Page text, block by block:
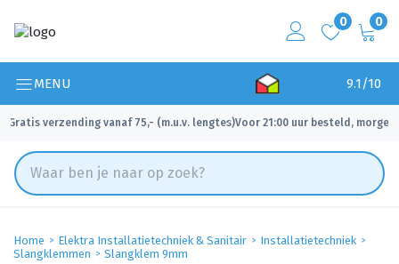
0 0
MENU 9.1/10
Gratis verzending vanaf 75,- (m.u.v. lengtes)
✓ Voor 21:00 uur besteld, morgen
Home Elektra Installatietechniek & Sanitair
Installatietechniek
Slangklemmen
Slangklem 9mm